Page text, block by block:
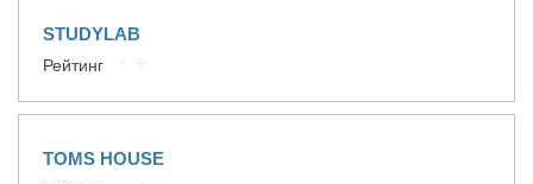
STUDYLAB
Рейтинг
TOMS HOUSE